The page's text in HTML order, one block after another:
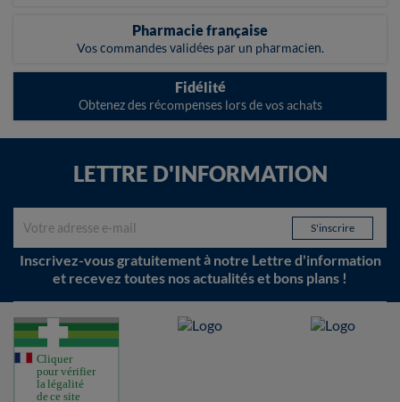
Pharmacie française
Vos commandes validées par un pharmacien.
Fidélité
Obtenez des récompenses lors de vos achats
LETTRE D'INFORMATION
Inscrivez-vous gratuitement à notre Lettre d'information
et recevez toutes nos actualités et bons plans !